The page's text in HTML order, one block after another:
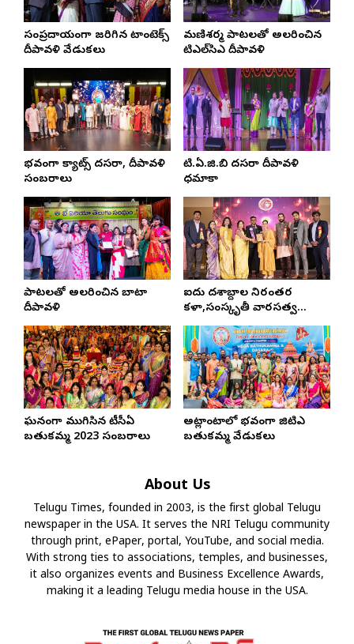
సంప్రదాయంగా జరిగిన టాంటెక్స్
దీపావళి వేడుకలు
మణిశర్మ పాటలతో అలరించిన
టిఎల్‌సిఎ దీపావళి
వైభవంగా క్యాట్స్‌ దసరా, దీపావళి
సంబరాలు
టి.ఏ.జి.బి దసరా దీపావళి
ధమాకా
పాటలతో అలరించిన బాటా
దీపావళి
ఐదు దశాబ్దాల నిరంతర
కళా,సంస్కృతీ వారసత్వ
పరంపర.. GWTCS దసరా
దీపావళి సంబరాలు..
ఘనంగా ముగిసిన టీసీఏ
బతుకమ్మ 2023 సంబరాలు
అట్లాంటాలో వైభవంగా జిటిఎ
బతుకమ్మ వేడుకలు
About Us
Telugu Times, founded in 2003, is the first global Telugu
newspaper in the USA. It serves the NRI Telugu community
through print, ePaper, portal, YouTube, and social media.
With strong ties to associations, temples, and businesses,
it also organizes events and Business Excellence Awards,
making it a leading Telugu media house in the USA.